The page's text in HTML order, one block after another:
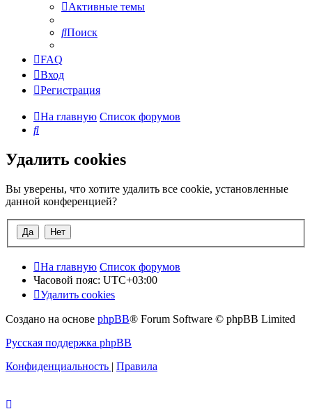
Активные темы
Поиск
FAQ
Вход
Регистрация
На главную Список форумов
Поиск
Удалить cookies
Вы уверены, что хотите удалить все cookie, установленные
данной конференцией?
На главную Список форумов
Часовой пояс: UTC+03:00
Удалить cookies
Создано на основе phpBB® Forum Software © phpBB Limited
Русская поддержка phpBB
Конфиденциальность | Правила